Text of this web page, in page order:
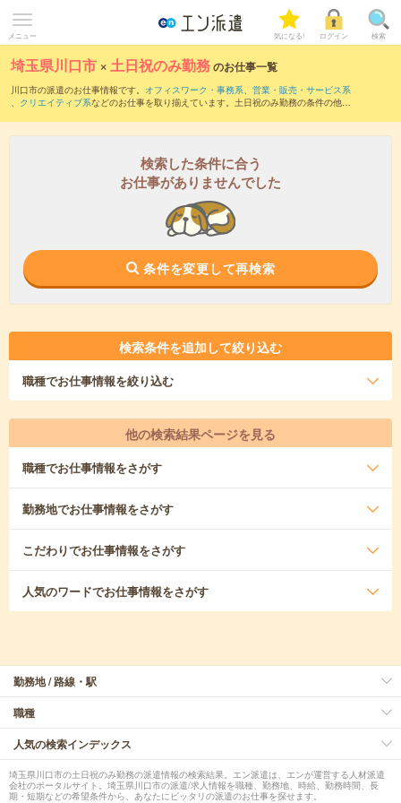
メニュー 気になる! ログイン 検索
埼玉県川口市 ×土日祝のみ勤務のお仕事一覧
川口市の派遣のお仕事情報です。 オフィスワーク・事務系、 営業・販売・サービス系
、 クリエイティブ系などのお仕事を取り揃えています。土日祝のみ勤務の条件の他
検索した条件に合う
お仕事がありませんでした
条件を変更して再検索
検索条件を追加して絞り込む
職種でお仕事情報を絞り込む
他の検索結果ページを見る
職種でお仕事情報をさがす
勤務地でお仕事情報をさがす
こだわりでお仕事情報をさがす
人気のワードでお仕事情報をさがす
勤務地 / 路線・駅
職種
人気の検索インデックス
埼玉県川口市の土日祝のみ勤務の派遣情報の検索結果。エン派遣は、エンが運営する人材派遣
会社のポータルサイト。埼玉県川口市の派遣/求人情報を職種、勤務地、時給、勤務時間、長
期・短期などの希望条件から、あなたにピッタリの派遣のお仕事を探せます。